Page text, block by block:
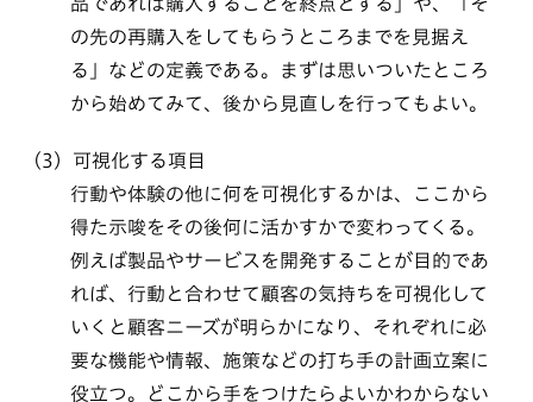
の先の再購入をしてもらうところまでを見据え
る」などの定義である。まずは思いついたところ
から始めてみて、後から見直しを行ってもよい。
（3） 可視化する項目
行動や体験の他に何を可視化するかは、ここから
得た示唆をその後何に活かすかで変わってくる。
例えば製品やサービスを開発することが目的であ
れば、行動と合わせて顧客の気持ちを可視化して
いくと顧客ニーズが明らかになり、それぞれに必
要な機能や情報、施策などの打ち手の計画立案に
役立つ。どこから手をつけたらよいかわからない